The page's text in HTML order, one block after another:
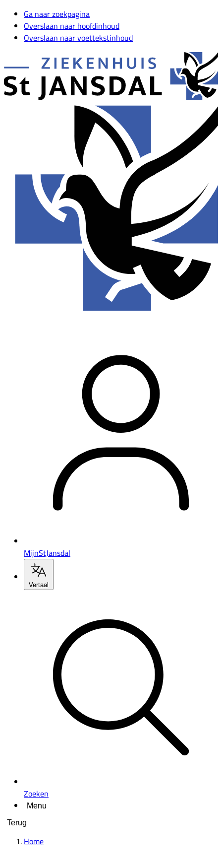
Ga naar zoekpagina
Overslaan naar hoofdinhoud
Overslaan naar voettekstinhoud
MijnStJansdal
Vertaal
Zoeken
Menu
Terug
Home